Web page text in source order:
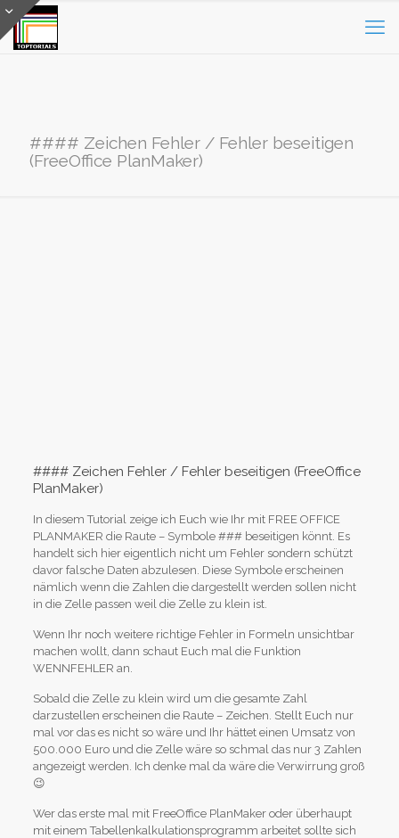
#### Zeichen Fehler / Fehler beseitigen
(FreeOffice PlanMaker)
#### Zeichen Fehler / Fehler beseitigen (FreeOffice
PlanMaker)
In diesem Tutorial zeige ich Euch wie Ihr mit FREE OFFICE
PLANMAKER die Raute – Symbole ### beseitigen könnt. Es
handelt sich hier eigentlich nicht um Fehler sondern schützt
davor falsche Daten abzulesen. Diese Symbole erscheinen
nämlich wenn die Zahlen die dargestellt werden sollen nicht
in die Zelle passen weil die Zelle zu klein ist.
Wenn Ihr noch weitere richtige Fehler in Formeln unsichtbar
machen wollt, dann schaut Euch mal die Funktion
WENNFEHLER an.
Sobald die Zelle zu klein wird um die gesamte Zahl
darzustellen erscheinen die Raute – Zeichen. Stellt Euch nur
mal vor das es nicht so wäre und Ihr hättet einen Umsatz von
500.000 Euro und die Zelle wäre so schmal das nur 3 Zahlen
angezeigt werden. Ich denke mal da wäre die Verwirrung groß
😉
Wer das erste mal mit FreeOffice PlanMaker oder überhaupt
mit einem Tabellenkalkulationsprogramm arbeitet sollte sich